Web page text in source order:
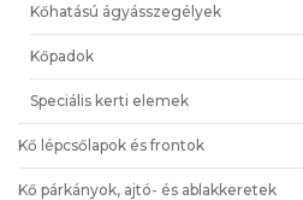
Kőhatású ágyásszegélyek
Kőpadok
Speciális kerti elemek
Kő lépcsőlapok és frontok
Kő párkányok, ajtó- és ablakkeretek